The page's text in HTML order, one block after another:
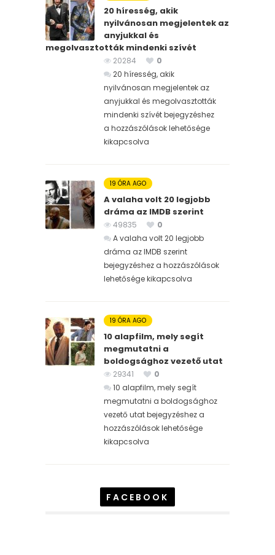
20 híresség, akik
nyilvánosan megjelentek az
anyjukkal és
megolvasztották mindenki szívét
20284
0
20 híresség, akik
nyilvánosan megjelentek az
anyjukkal és megolvasztották
mindenki szívét bejegyzéshez
a hozzászólások lehetősége
kikapcsolva
19 ÓRA AGO
A valaha volt 20 legjobb
dráma az IMDB szerint
49835
0
A valaha volt 20 legjobb
dráma az IMDB szerint
bejegyzéshez a hozzászólások
lehetősége kikapcsolva
19 ÓRA AGO
10 alapfilm, mely segít
megmutatni a
boldogsághoz vezető utat
29341
0
10 alapfilm, mely segít
megmutatni a boldogsághoz
vezető utat bejegyzéshez a
hozzászólások lehetősége
kikapcsolva
FACEBOOK